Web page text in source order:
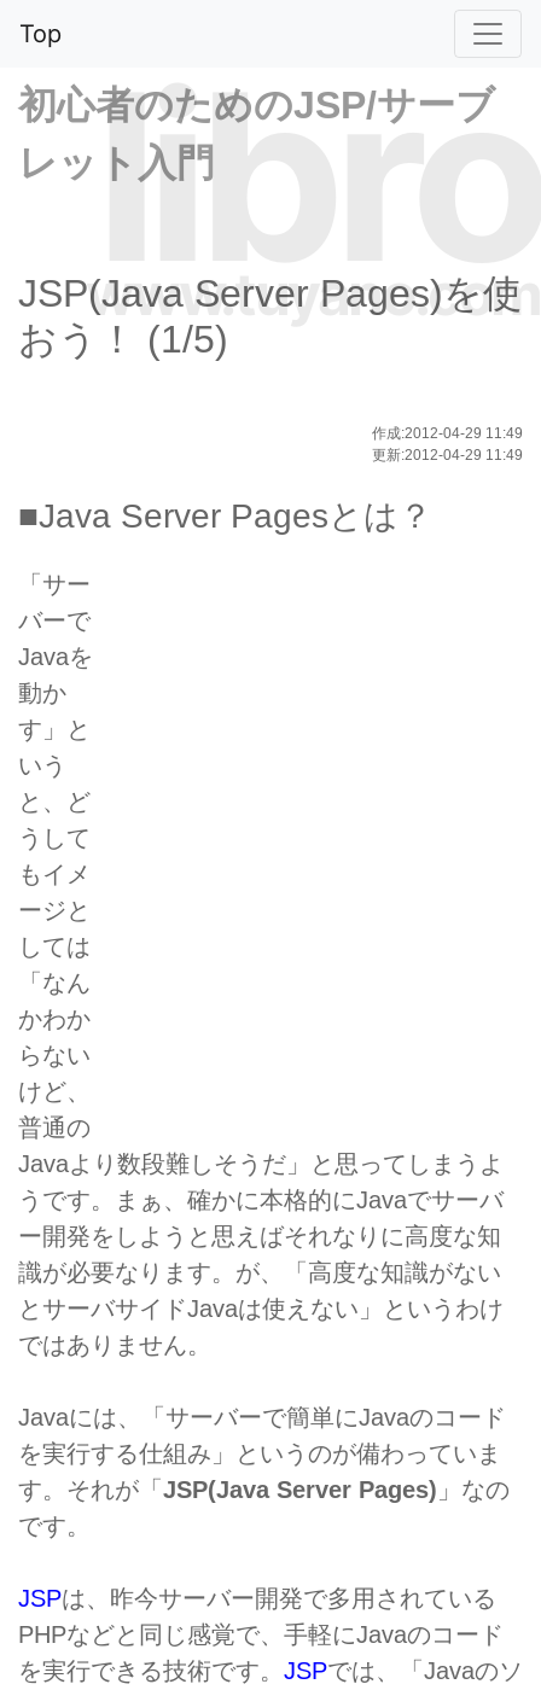
Top
libro
www.tuyano.com
初心者のためのJSP/サーブ
レット入門
JSP(Java Server Pages)を使
おう！ (1/5)
作成:2012-04-29 11:49
更新:2012-04-29 11:49
■Java Server Pagesとは？
「サー
バーで
Javaを
動か
す」と
いう
と、ど
うして
もイメ
ージと
しては
「なん
かわか
らない
けど、
普通の
Javaより数段難しそうだ」と思ってしまうよ
うです。まぁ、確かに本格的にJavaでサーバ
ー開発をしようと思えばそれなりに高度な知
識が必要なります。が、「高度な知識がない
とサーバサイドJavaは使えない」というわけ
ではありません。
Javaには、「サーバーで簡単にJavaのコード
を実行する仕組み」というのが備わっていま
す。それが「 JSP(Java Server Pages) 」なの
です。
JSPは、昨今サーバー開発で多用されている
PHPなどと同じ感覚で、手軽にJavaのコード
を実行できる技術です。 JSPでは、「Javaのソ